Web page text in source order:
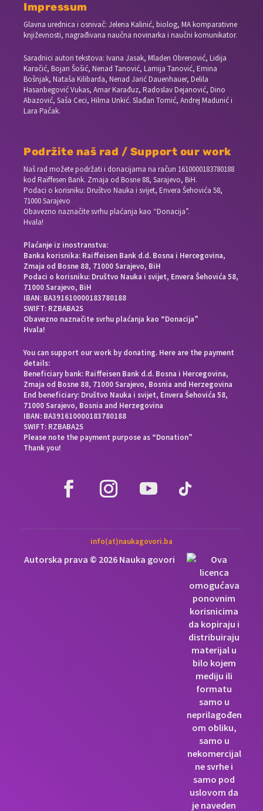
Impressum
Glavna urednica i osnivač: Jelena Kalinić, biolog, MA komparativne
književnosti, nagrađivana naučna novinarka i naučni komunikator.
Saradnici autori tekstova: Ivana Jasak, Mladen Obrenović, Lidija
Karačić, Bojan Šošić, Nenad Tanović, Lamija Tanović, Emina
Bošnjak, Nataša Kilibarda, Nenad Jarić Dauenhauer, Delila
Hasanbegović Vukas, Amar Karađuz, Radoslav Dejanović, Dino
Abazović, Saša Ceci, Hilma Unkić. Slađan Tomić, Andrej Madunić i
Lara Pačak.
Podržite naš rad / Support our work
Naš rad možete podržati i donacijama na račun 1610000183780188
kod Raiffesen Bank. Zmaja od Bosne 88, Sarajevo, BiH.
Podaci o korisniku: Društvo Nauka i svijet, Envera Šehovića 58,
71000 Sarajevo
Obavezno naznačite svrhu plaćanja kao “Donacija”.
Hvala!
Plaćanje iz inostranstva:
Banka korisnika: Raiffeisen Bank d.d. Bosna i Hercegovina,
Zmaja od Bosne 88, 71000 Sarajevo, BiH
Podaci o korisniku: Društvo Nauka i svijet, Envera Šehovića 58,
71000 Sarajevo, BiH
IBAN: BA391610000183780188
SWIFT: RZBABA2S
Obavezno naznačite svrhu plaćanja kao “Donacija”
Hvala!
You can support our work by donating. Here are the payment
details:
Beneficiary bank: Raiffeisen Bank d.d. Bosna i Hercegovina,
Zmaja od Bosne 88, 71000 Sarajevo, Bosnia and Herzegovina
End beneficiary: Društvo Nauka i svijet, Envera Šehovića 58,
71000 Sarajevo, Bosnia and Herzegovina
IBAN: BA391610000183780188
SWIFT: RZBABA2S
Please note the payment purpose as “Donation”
Thank you!
info(at)naukagovori.ba
Autorska prava © 2026 Nauka govori